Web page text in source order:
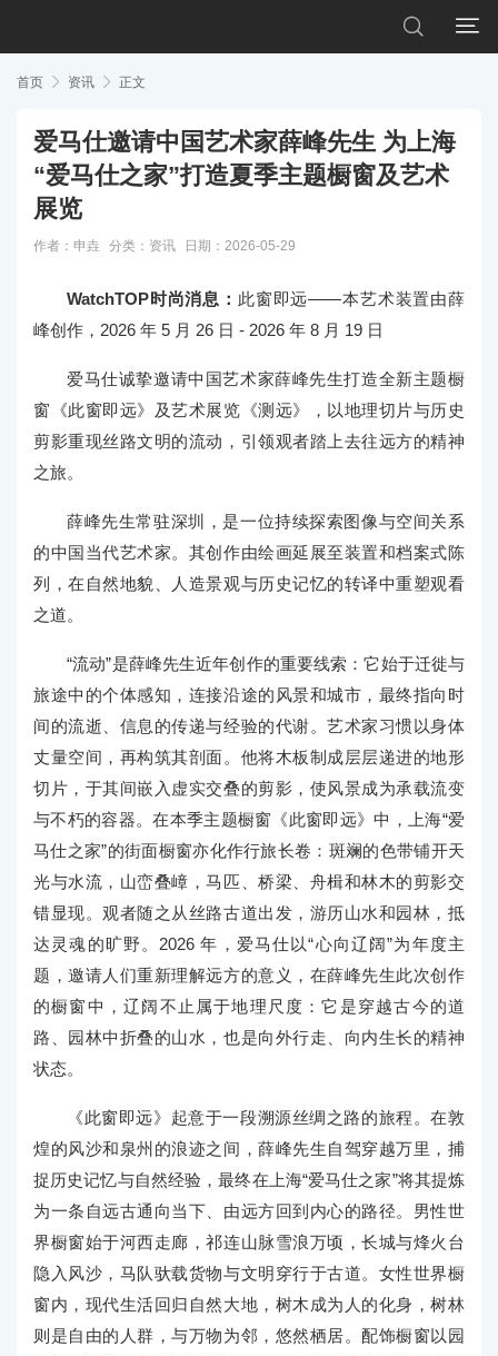


首页  资讯  正文
爱马仕邀请中国艺术家薛峰先生 为上海
“爱马仕之家”打造夏季主题橱窗及艺术
展览
作者：申垚 分类： 资讯 日期：2026-05-29
WatchTOP时尚消息： 此窗即远——本艺术装置由薛
峰创作，2026 年 5 月 26 日 - 2026 年 8 月 19 日
爱马仕诚挚邀请中国艺术家薛峰先生打造全新主题橱
窗《此窗即远》及艺术展览《测远》，以地理切片与历史
剪影重现丝路文明的流动，引领观者踏上去往远方的精神
之旅。
薛峰先生常驻深圳，是一位持续探索图像与空间关系
的中国当代艺术家。其创作由绘画延展至装置和档案式陈
列，在自然地貌、人造景观与历史记忆的转译中重塑观看
之道。
“流动”是薛峰先生近年创作的重要线索：它始于迁徙与
旅途中的个体感知，连接沿途的风景和城市，最终指向时
间的流逝、信息的传递与经验的代谢。艺术家习惯以身体
丈量空间，再构筑其剖面。他将木板制成层层递进的地形
切片，于其间嵌入虚实交叠的剪影，使风景成为承载流变
与不朽的容器。在本季主题橱窗《此窗即远》中，上海“爱
马仕之家”的街面橱窗亦化作行旅长卷：斑斓的色带铺开天
光与水流，山峦叠嶂，马匹、桥梁、舟楫和林木的剪影交
错显现。观者随之从丝路古道出发，游历山水和园林，抵
达灵魂的旷野。2026 年，爱马仕以“心向辽阔”为年度主
题，邀请人们重新理解远方的意义，在薛峰先生此次创作
的橱窗中，辽阔不止属于地理尺度：它是穿越古今的道
路、园林中折叠的山水，也是向外行走、向内生长的精神
状态。
《此窗即远》起意于一段溯源丝绸之路的旅程。在敦
煌的风沙和泉州的浪迹之间，薛峰先生自驾穿越万里，捕
捉历史记忆与自然经验，最终在上海“爱马仕之家”将其提炼
为一条自远古通向当下、由远方回到内心的路径。男性世
界橱窗始于河西走廊，祁连山脉雪浪万顷，长城与烽火台
隐入风沙，马队驮载货物与文明穿行于古道。女性世界橱
窗内，现代生活回归自然大地，树木成为人的化身，树林
则是自由的人群，与万物为邻，悠然栖居。配饰橱窗以园